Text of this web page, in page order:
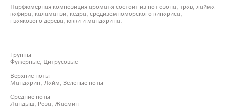
Парфюмерная композиция аромата состоит из нот озона, трав, лайма
кафира, каламанзи, кедра, средиземноморского кипариса,
гваякового дерева, юкки и мандарина.
Группы
Фужерные, Цитрусовые
Верхние ноты
Мандарин, Лайм, Зеленые ноты
Средние ноты
Ландыш, Роза, Жасмин